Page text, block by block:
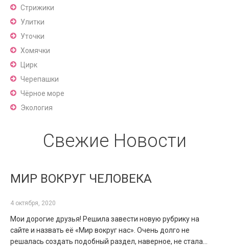
Стрижики
Улитки
Уточки
Хомячки
Цирк
Черепашки
Чёрное море
Экология
Свежие Новости
МИР ВОКРУГ ЧЕЛОВЕКА
4 октября, 2020
Мои дорогие друзья! Решила завести новую рубрику на
сайте и назвать её «Мир вокруг нас». Очень долго не
решалась создать подобный раздел, наверное, не стала…